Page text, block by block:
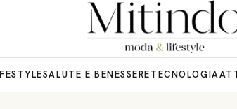
SALUTE E BENESSERETECNOLOGIA